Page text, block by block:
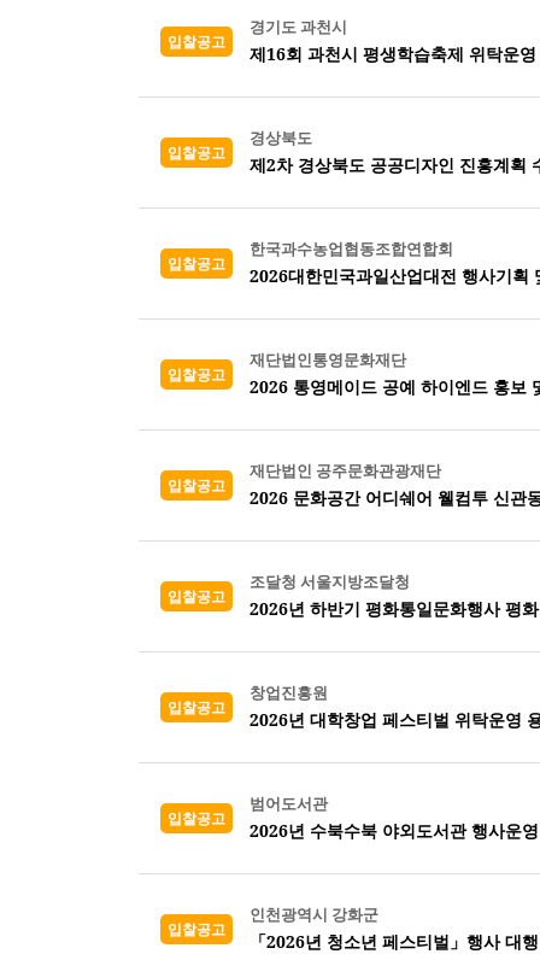
입찰공고
경기도 과천시
제16회 과천시 평생학습축제 위탁운
입찰공고
경상북도
제2차 경상북도 공공디자인 진흥계획
입찰공고
한국과수농업협동조합연합회
2026대한민국과일산업대전 행사기획
입찰공고
재단법인통영문화재단
2026 통영메이드 공예 하이엔드 홍보
입찰공고
재단법인 공주문화관광재단
2026 문화공간 어디쉐어 웰컴투 신관
입찰공고
조달청 서울지방조달청
2026년 하반기 평화통일문화행사 평
입찰공고
창업진흥원
2026년 대학창업 페스티벌 위탁운영
입찰공고
범어도서관
2026년 수북수북 야외도서관 행사운
입찰공고
인천광역시 강화군
「2026년 청소년 페스티벌」행사 대